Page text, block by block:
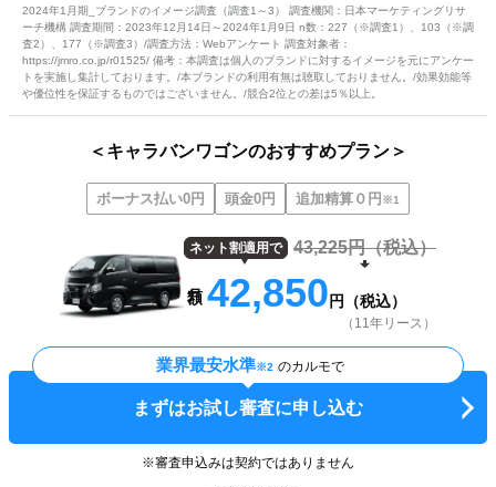
2024年1月期_ブランドのイメージ調査（調査1～3） 調査機関：日本マーケティングリサ
ーチ機構 調査期間：2023年12月14日～2024年1月9日 n数：227（※調査1）、103（※調
査2）、177（※調査3）/調査方法：Webアンケート 調査対象者：
https://jmro.co.jp/r01525/ 備考：本調査は個人のブランドに対するイメージを元にアンケー
トを実施し集計しております。/本ブランドの利用有無は聴取しておりません。/効果効能等
や優位性を保証するものではございません。/競合2位との差は5％以上。
＜キャラバンワゴンのおすすめプラン＞
ボーナス払い0円 頭金0円 追加精算０円 ※1
ネット割適用で 43,225円（税込）
42,850 円（税込）
（11年リース）
業界最安水準※2 のカルモで
まずはお試し審査に申し込む
※審査申込みは契約ではありません